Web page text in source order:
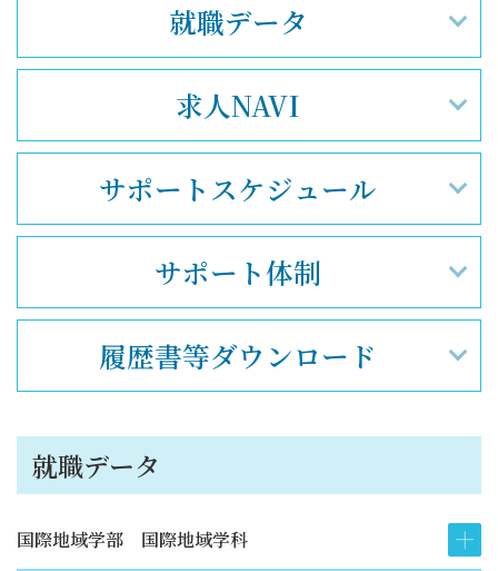
就職データ
求人NAVI
サポート スケジュール
サポート体制
履歴書等ダウンロード
就職データ
国際地域学部 国際地域学科